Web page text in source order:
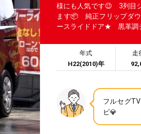
様にも人気です😉 3列目
ます📦 純正フリップダ
ースライドドア★ 黒革調
年式
H22(2010)年
走
フルセグ
ビ💎